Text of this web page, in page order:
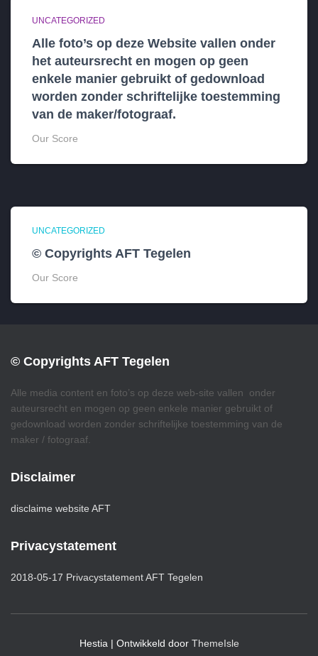
UNCATEGORIZED
Alle foto’s op deze Website vallen onder
het auteursrecht en mogen op geen
enkele manier gebruikt of gedownload
worden zonder schriftelijke toestemming
van de maker/fotograaf.
Our Score
UNCATEGORIZED
© Copyrights AFT Tegelen
Our Score
© Copyrights AFT Tegelen
Alle media content en foto’s op deze web-site vallen onder
auteursrecht en mogen op geen enkele manier gebruikt of
gedownload worden zonder schriftelijke toestemming van de
maker / fotograaf.
Disclaimer
disclaime website AFT
Privacystatement
2018-05-17 Privacystatement AFT Tegelen
Hestia | Ontwikkeld door ThemeIsle